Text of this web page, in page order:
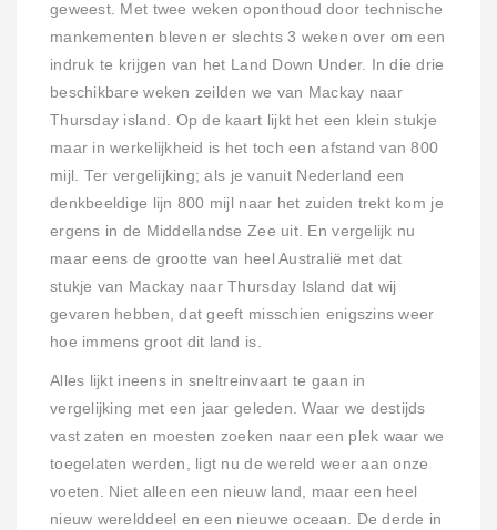
geweest. Met twee weken oponthoud door technische
mankementen bleven er slechts 3 weken over om een
indruk te krijgen van het Land Down Under. In die drie
beschikbare weken zeilden we van Mackay naar
Thursday island. Op de kaart lijkt het een klein stukje
maar in werkelijkheid is het toch een afstand van 800
mijl. Ter vergelijking; als je vanuit Nederland een
denkbeeldige lijn 800 mijl naar het zuiden trekt kom je
ergens in de Middellandse Zee uit. En vergelijk nu
maar eens de grootte van heel Australië met dat
stukje van Mackay naar Thursday Island dat wij
gevaren hebben, dat geeft misschien enigszins weer
hoe immens groot dit land is.
Alles lijkt ineens in sneltreinvaart te gaan in
vergelijking met een jaar geleden. Waar we destijds
vast zaten en moesten zoeken naar een plek waar we
toegelaten werden, ligt nu de wereld weer aan onze
voeten. Niet alleen een nieuw land, maar een heel
nieuw werelddeel en een nieuwe oceaan. De derde in